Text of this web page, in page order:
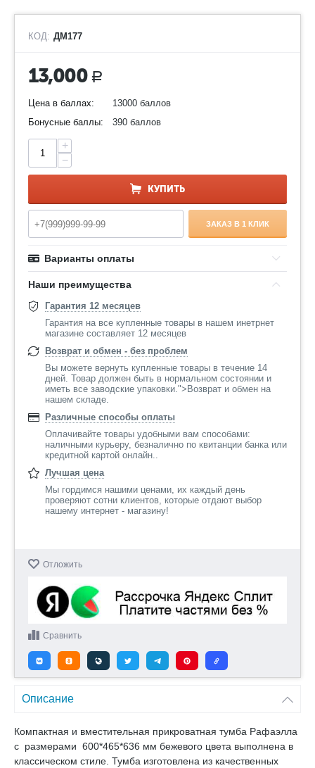
КОД: ДМ177
13,000 Р
Цена в баллах:
13000 баллов
Бонусные баллы:
390 баллов
+
−
КУПИТЬ
ЗАКАЗ В 1 КЛИК
Варианты оплаты
Наши преимущества
Гарантия 12 месяцев
Гарантия на все купленные товары в нашем инетрнет
магазине составляет 12 месяцев
Возврат и обмен - без проблем
Вы можете вернуть купленные товары в течение 14
дней. Товар должен быть в нормальном состоянии и
иметь все заводские упаковки.">Возврат и обмен на
нашем складе.
Различные способы оплаты
Оплачивайте товары удобными вам способами:
наличными курьеру, безналично по квитанции банка или
кредитной картой онлайн..
Лучшая цена
Мы гордимся нашими ценами, их каждый день
проверяют сотни клиентов, которые отдают выбор
нашему интернет - магазину!
Отложить
Сравнить
Описание
Компактная и вместительная прикроватная тумба Рафаэлла
с размерами 600*465*636 мм бежевого цвета выполнена в
классическом стиле. Тумба изготовлена из качественных